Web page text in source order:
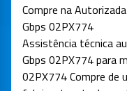
Compre na
Gbps 02PX774
Assistência técnica
Gbps 02PX774para
02PX774Compre de